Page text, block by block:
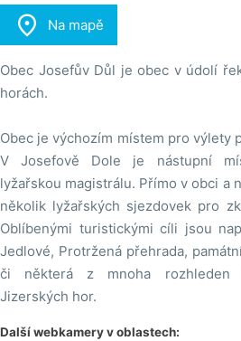
 Na mapě
Obec Josefův Důl je obec v údolí
horách.
Obec je výchozím místem pro výlety
V Josefově Dole je nástupní
lyžařskou magistrálu. Přímo v obci a
několik lyžařských sjezdovek pro
Oblíbenými turistickými cíli jsou
Jedlové, Protržená přehrada,
či některá z mnoha rozhleden
Jizerských hor.
Další webkamery v oblastech: